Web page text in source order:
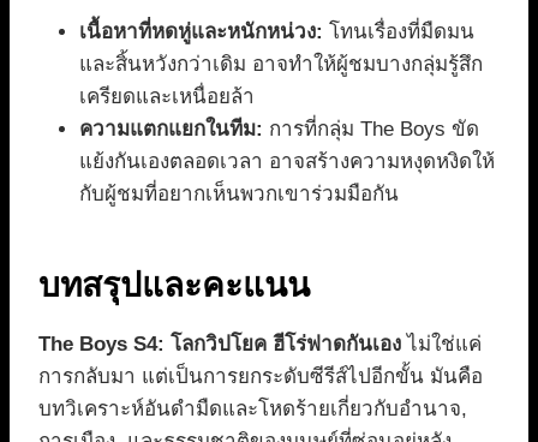
เนื้อหาที่หดหู่และหนักหน่วง: โทนเรื่องที่มืดมน
และสิ้นหวังกว่าเดิม อาจทำให้ผู้ชมบางกลุ่มรู้สึก
เครียดและเหนื่อยล้า
ความแตกแยกในทีม: การที่กลุ่ม The Boys ขัด
แย้งกันเองตลอดเวลา อาจสร้างความหงุดหงิดให้
กับผู้ชมที่อยากเห็นพวกเขาร่วมมือกัน
บทสรุปและคะแนน
The Boys S4: โลกวิปโยค ฮีโร่ฟาดกันเอง ไม่ใช่แค่
การกลับมา แต่เป็นการยกระดับซีรีส์ไปอีกขั้น มันคือ
บทวิเคราะห์อันดำมืดและโหดร้ายเกี่ยวกับอำนาจ,